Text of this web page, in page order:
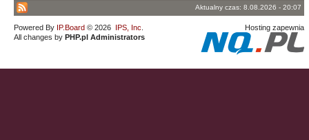
Aktualny czas: 8.08.2026 - 20:07
Powered By IP.Board © 2026 IPS, Inc
All changes by PHP.pl Administrators
Hosting zapewnia